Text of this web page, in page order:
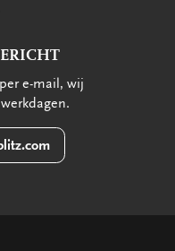
e-mail, wij